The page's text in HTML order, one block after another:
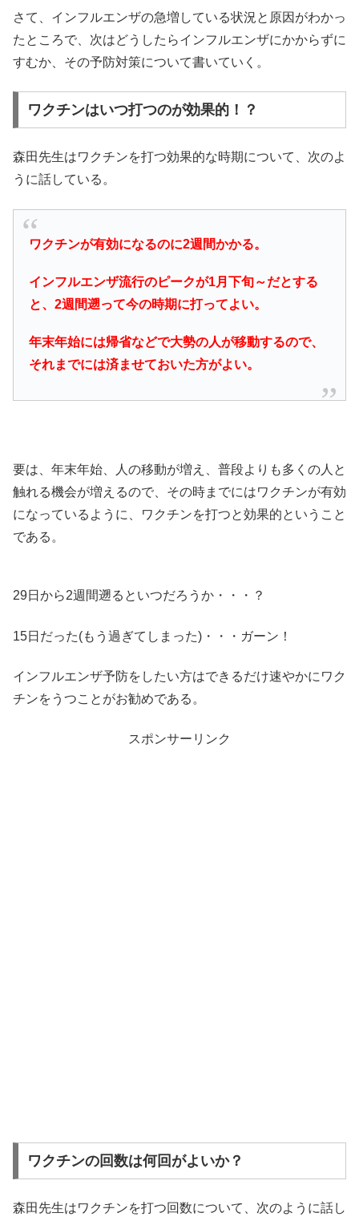
さて、インフルエンザの急増している状況と原因がわかっ
たところで、次はどうしたらインフルエンザにかからずに
すむか、その予防対策について書いていく。
ワクチンはいつ打つのが効果的！？
森田先生はワクチンを打つ効果的な時期について、次のよ
うに話している。
ワクチンが有効になるのに2週間かかる。
インフルエンザ流行のピークが1月下旬～だとする
と、2週間遡って今の時期に打ってよい。
年末年始には帰省などで大勢の人が移動するので、
それまでには済ませておいた方がよい。
要は、年末年始、人の移動が増え、普段よりも多くの人と
触れる機会が増えるので、その時までにはワクチンが有効
になっているように、ワクチンを打つと効果的ということ
である。
29日から2週間遡るといつだろうか・・・？
15日だった(もう過ぎてしまった)・・・ガーン！
インフルエンザ予防をしたい方はできるだけ速やかにワク
チンをうつことがお勧めである。
スポンサーリンク
ワクチンの回数は何回がよいか？
森田先生はワクチンを打つ回数について、次のように話し